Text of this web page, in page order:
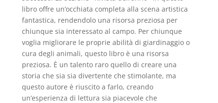
libro offre un’occhiata completa alla scena artistica
fantastica, rendendolo una risorsa preziosa per
chiunque sia interessato al campo. Per chiunque
voglia migliorare le proprie abilità di giardinaggio o
cura degli animali, questo libro è una risorsa
preziosa. È un talento raro quello di creare una
storia che sia sia divertente che stimolante, ma
questo autore è riuscito a farlo, creando
un’esperienza di lettura sia piacevole che